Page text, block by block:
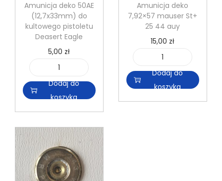
Amunicja deko 50AE
(12,7x33mm) do
kultowego pistoletu
Deasert Eagle
5,00 zł
l
o
ś
ć
A
m
u
Dodaj do
koszyka
Amunicja deko
7,92×57 mauser St+
25 44 auy
15,00 zł
l
o
ś
Dodaj do
koszyka